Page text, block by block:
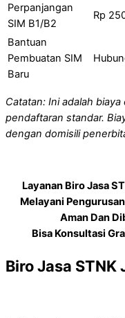
Perpanjangan
SIM B1/B2
Rp
Bantuan
Pembuatan SIM
Baru
Catatan: Ini adalah
pendaftaran standar.
dengan domisili
Layanan Biro Jasa
Melayani
Aman Dan
Bisa Konsultasi
Biro Jasa